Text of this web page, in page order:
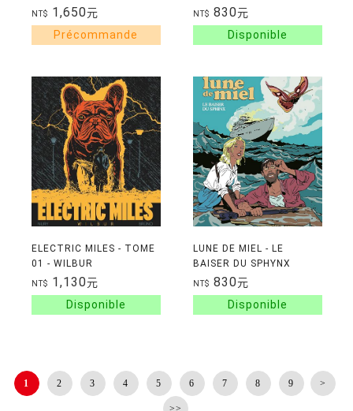
NT$ 1,650元 NT$ 830元
ELECTRIC MILES - TOME
01 - WILBUR
NT$ 1,130元
LUNE DE MIEL - LE
BAISER DU SPHYNX
NT$ 830元
1 2 3 4 5 6 7 8 9 >
>>